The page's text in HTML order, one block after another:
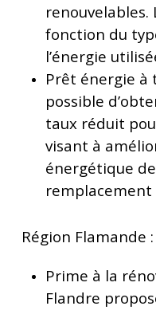
fonction du
l’énergie
Prêt énergie à
possible
taux réduit
visant à
énergétique
remplacement
Région Flamande :
Prime à la
Flandre